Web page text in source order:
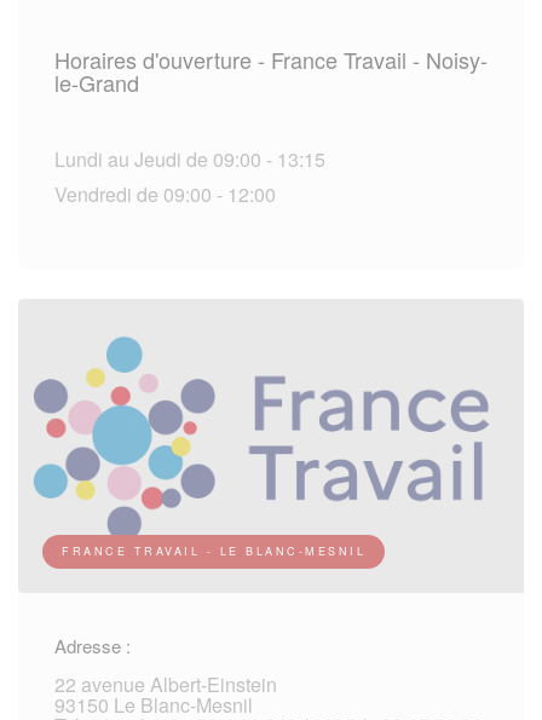
Horaires d'ouverture - France Travail - Noisy-
le-Grand
Lundi au Jeudi de 09:00 - 13:15
Vendredi de 09:00 - 12:00
FRANCE TRAVAIL - LE BLANC-MESNIL
Adresse :
22 avenue Albert-Einstein
93150 Le Blanc-Mesnil